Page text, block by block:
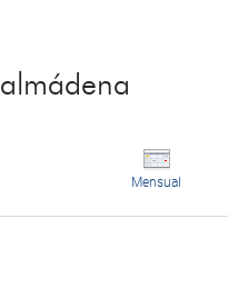
Mensual